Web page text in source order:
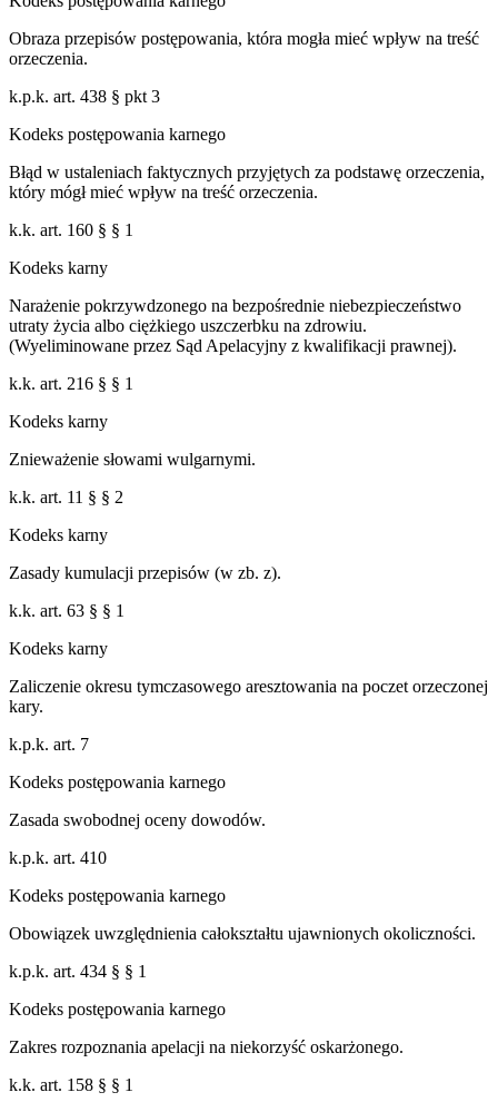
Obraza przepisów postępowania, która mogła mieć wpływ na treść
orzeczenia.
k.p.k. art. 438 § pkt 3
Kodeks postępowania karnego
Błąd w ustaleniach faktycznych przyjętych za podstawę orzeczenia,
który mógł mieć wpływ na treść orzeczenia.
k.k. art. 160 § § 1
Kodeks karny
Narażenie pokrzywdzonego na bezpośrednie niebezpieczeństwo
utraty życia albo ciężkiego uszczerbku na zdrowiu.
(Wyeliminowane przez Sąd Apelacyjny z kwalifikacji prawnej).
k.k. art. 216 § § 1
Kodeks karny
Znieważenie słowami wulgarnymi.
k.k. art. 11 § § 2
Kodeks karny
Zasady kumulacji przepisów (w zb. z).
k.k. art. 63 § § 1
Kodeks karny
Zaliczenie okresu tymczasowego aresztowania na poczet orzeczonej
kary.
k.p.k. art. 7
Kodeks postępowania karnego
Zasada swobodnej oceny dowodów.
k.p.k. art. 410
Kodeks postępowania karnego
Obowiązek uwzględnienia całokształtu ujawnionych okoliczności.
k.p.k. art. 434 § § 1
Kodeks postępowania karnego
Zakres rozpoznania apelacji na niekorzyść oskarżonego.
k.k. art. 158 § § 1